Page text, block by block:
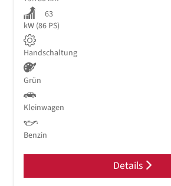
63
kW (86 PS)
Handschaltung
Grün
Kleinwagen
Benzin
Details